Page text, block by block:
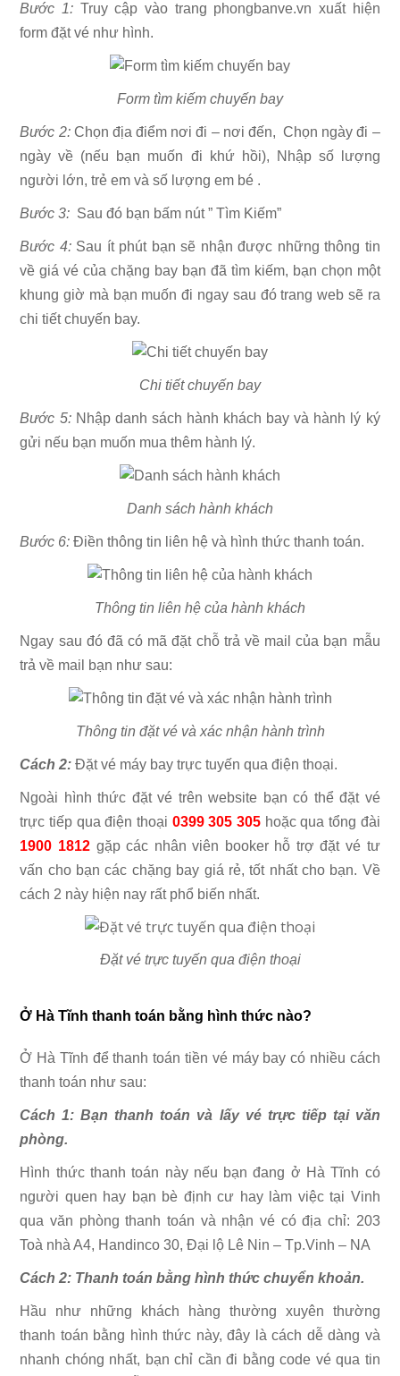
Bước 1: Truy cập vào trang phongbanve.vn xuất hiện
form đặt vé như hình.
Form tìm kiếm chuyến bay
Bước 2:Chọn địa điểm nơi đi – nơi đến, Chọn ngày đi –
ngày về (nếu bạn muốn đi khứ hồi), Nhập số lượng
người lớn, trẻ em và số lượng em bé .
Bước 3: Sau đó bạn bấm nút ” Tìm Kiếm”
Bước 4:Sau ít phút bạn sẽ nhận được những thông tin
về giá vé của chặng bay bạn đã tìm kiếm, bạn chọn một
khung giờ mà bạn muốn đi ngay sau đó trang web sẽ ra
chi tiết chuyến bay.
Chi tiết chuyến bay
Bước 5:Nhập danh sách hành khách bay và hành lý ký
gửi nếu bạn muốn mua thêm hành lý.
Danh sách hành khách
Bước 6: Điền thông tin liên hệ và hình thức thanh toán.
Thông tin liên hệ của hành khách
Ngay sau đó đã có mã đặt chỗ trả về mail của bạn mẫu
trả về mail bạn như sau:
Thông tin đặt vé và xác nhận hành trình
Cách 2: Đặt vé máy bay trực tuyến qua điện thoại.
Ngoài hình thức đặt vé trên website bạn có thể đặt vé
trực tiếp qua điện thoại 0399 305 305 hoặc qua tổng đài
1900 1812gặp các nhân viên booker hỗ trợ đặt vé tư
vấn cho bạn các chặng bay giá rẻ, tốt nhất cho bạn. Về
cách 2 này hiện nay rất phổ biến nhất.
Đặt vé trực tuyến qua điện thoại
Ở Hà Tĩnh thanh toán bằng hình thức nào?
Ở Hà Tĩnh để thanh toán tiền vé máy bay có nhiều cách
thanh toán như sau:
Cách 1: Bạn thanh toán và lấy vé trực tiếp tại văn
phòng.
Hình thức thanh toán này nếu bạn đang ở Hà Tĩnh có
người quen hay bạn bè định cư hay làm việc tại Vinh
qua văn phòng thanh toán và nhận vé có địa chỉ: 203
Toà nhà A4, Handinco 30, Đại lộ Lê Nin – Tp.Vinh – NA
Cách 2: Thanh toán bằng hình thức chuyển khoản.
Hầu như những khách hàng thường xuyên thường
thanh toán bằng hình thức này, đây là cách dễ dàng và
nhanh chóng nhất, bạn chỉ cần đi bằng code vé qua tin